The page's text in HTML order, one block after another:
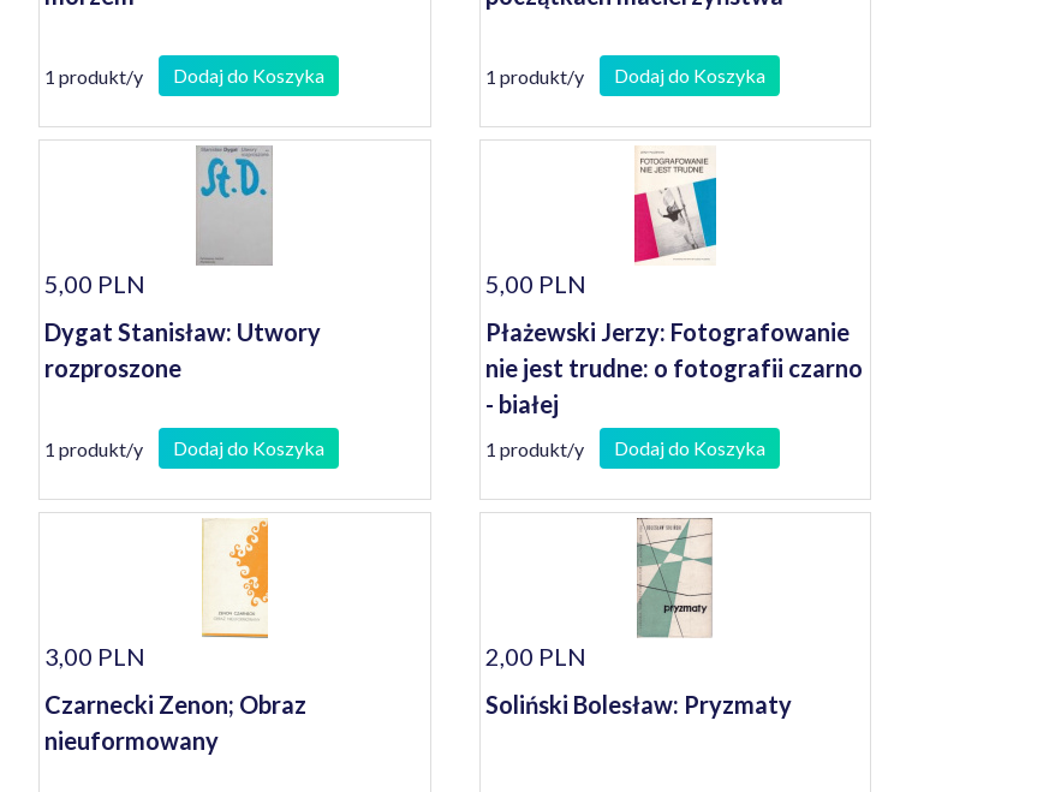
1 produkt/y Dodaj do Koszyka 1 produkt/y Dodaj do Koszyka
5,00 PLN
Dygat Stanisław: Utwory
rozproszone
1 produkt/y Dodaj do Koszyka
5,00 PLN
Płażewski Jerzy: Fotografowanie
nie jest trudne: o fotografii czarno
- białej
1 produkt/y Dodaj do Koszyka
3,00 PLN
Czarnecki Zenon; Obraz
nieuformowany
2,00 PLN
Soliński Bolesław: Pryzmaty